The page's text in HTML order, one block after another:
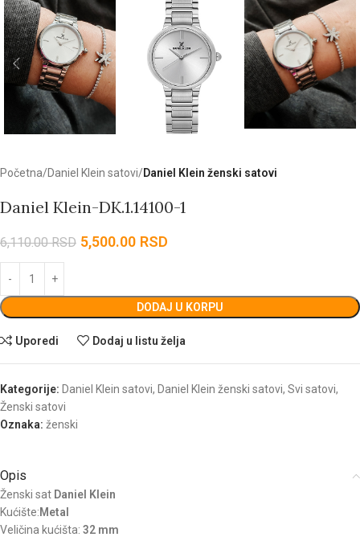
Početna Daniel Klein satovi Daniel Klein ženski satovi
Daniel Klein-DK.1.14100-1
6,110.00RSD 5,500.00 RSD
DODAJ U KORPU
Uporedi Dodaj u listu želja
Kategorije: Daniel Klein satovi, Daniel Klein ženski satovi, Svi satovi,
Ženski satovi
Oznaka: ženski
Opis
Ženski sat Daniel Klein
Kućište:Metal
Veličina kućišta: 32 mm